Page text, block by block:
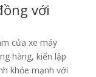
với
của xe máy
hàng, kiến lập
khỏe mạnh với